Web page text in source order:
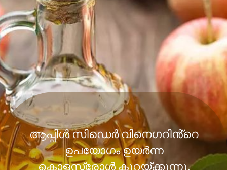
ആപ്പിൾ സിഡെർ വിനെഗറിൻ്റെ
ഉപയോഗം ഉയർന്ന
കൊളസ്ട്രോൾ കുറയ്ക്കുന്നു.